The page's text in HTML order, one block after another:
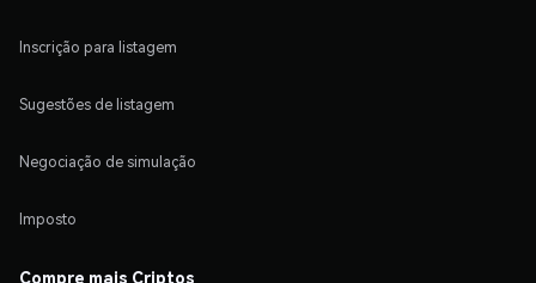
Inscrição para listagem
Sugestões de listagem
Negociação de simulação
Imposto
Compre mais Criptos